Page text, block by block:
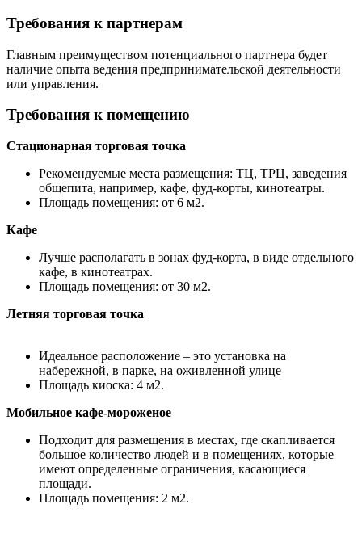
Требования к партнерам
Главным преимуществом потенциального партнера будет
наличие опыта ведения предпринимательской деятельности
или управления.
Требования к помещению
Стационарная торговая точка
Рекомендуемые места размещения: ТЦ, ТРЦ, заведения
общепита, например, кафе, фуд-корты, кинотеатры.
Площадь помещения: от 6 м2.
Кафе
Лучше располагать в зонах фуд-корта, в виде отдельного
кафе, в кинотеатрах.
Площадь помещения: от 30 м2.
Летняя торговая точка
Идеальное расположение – это установка на
набережной, в парке, на оживленной улице
Площадь киоска: 4 м2.
Мобильное кафе-мороженое
Подходит для размещения в местах, где скапливается
большое количество людей и в помещениях, которые
имеют определенные ограничения, касающиеся
площади.
Площадь помещения: 2 м2.